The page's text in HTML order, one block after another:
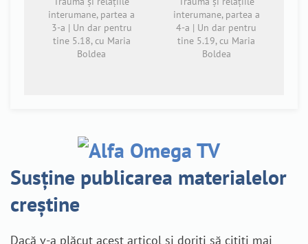
interumane, partea a
3-a | Un dar pentru
tine 5.18, cu Maria
Boldea
interumane, partea a
4-a | Un dar pentru
tine 5.19, cu Maria
Boldea
Susține publicarea materialelor
creștine
Dacă v-a plăcut acest articol și doriți să citiți mai